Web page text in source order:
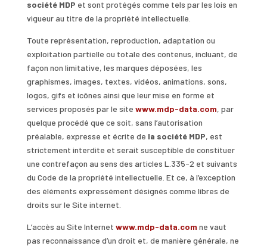
société MDP et sont protégés comme tels par les lois en
vigueur au titre de la propriété intellectuelle.
Toute représentation, reproduction, adaptation ou
exploitation partielle ou totale des contenus, incluant, de
façon non limitative, les marques déposées, les
graphismes, images, textes, vidéos, animations, sons,
logos, gifs et icônes ainsi que leur mise en forme et
services proposés par le site www.mdp-data.com, par
quelque procédé que ce soit, sans l’autorisation
préalable, expresse et écrite de la société MDP, est
strictement interdite et serait susceptible de constituer
une contrefaçon au sens des articles L.335-2 et suivants
du Code de la propriété intellectuelle. Et ce, à l’exception
des éléments expressément désignés comme libres de
droits sur le Site internet.
L’accès au Site Internet www.mdp-data.com ne vaut
pas reconnaissance d’un droit et, de manière générale, ne